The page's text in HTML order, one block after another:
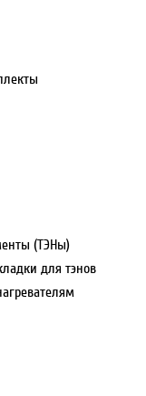
(ТЭНы)
для тэнов